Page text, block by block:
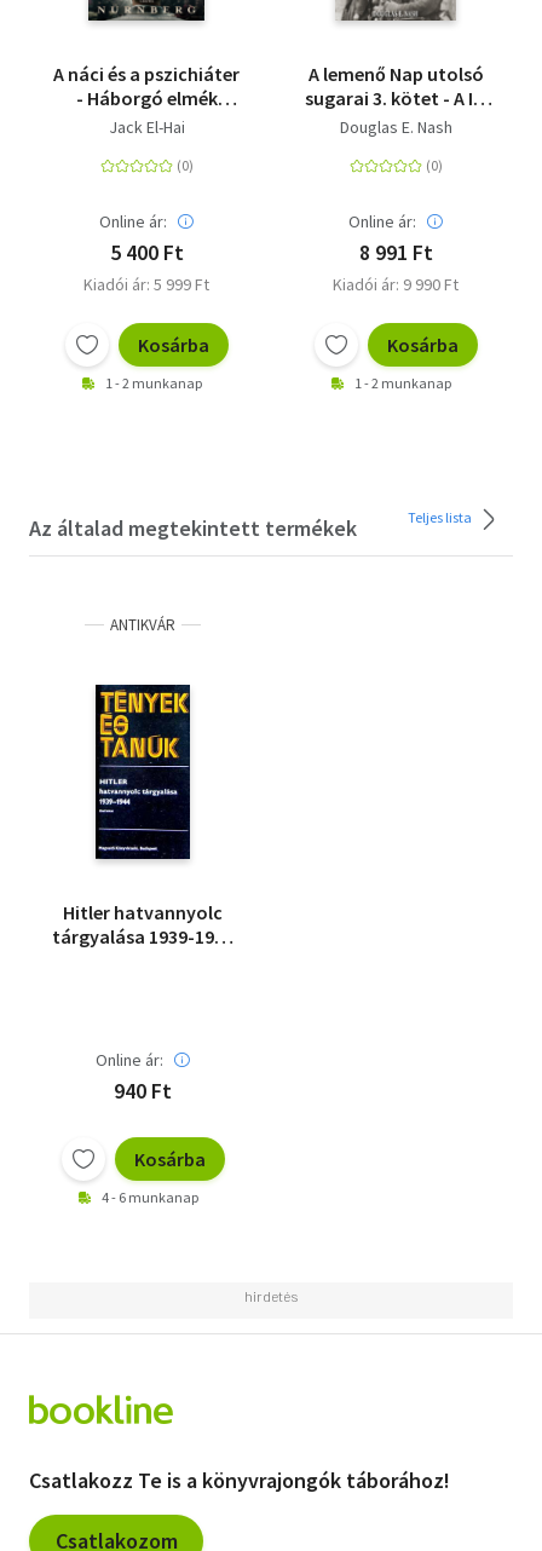
A náci és a pszichiáter
- Háborgó elmék
labirintusában
Jack El-Hai
Online ár:
5 400 Ft
Kiadói ár: 5 999 Ft
Kosárba
1 - 2 munkanap
A lemenő Nap utolsó
sugarai 3. kötet - A IV.
SS-páncéloshadtest
Bécs között, 1945.
Douglas E. Nash
Online ár:
8 991 Ft
Kiadói ár: 9 990 Ft
Kosárba
1 - 2 munkanap
Az általad megtekintett termékek Teljes lista
ANTIKVÁR
Hitler hatvannyolc
tárgyalása 1939-1944
Online ár:
940 Ft
Kosárba
4 - 6 munkanap
Csatlakozz Te is a könyvrajongók táborához!
Csatlakozom